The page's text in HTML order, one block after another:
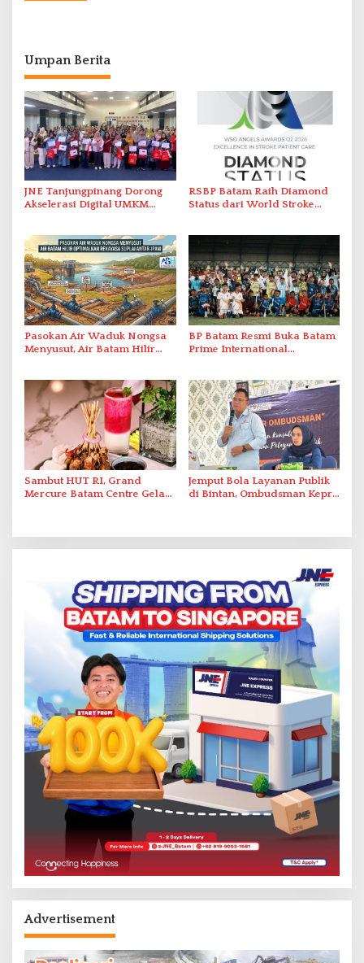
Umpan Berita
JNE Tanjungpinang Dorong
Akselerasi Digital UMKM
RSBP Batam Raih Diamond
Status dari World Stroke
Berstandar Internasional
Pasokan Air Waduk Nongsa
Menyusut, Air Batam Hilir
BP Batam Resmi Buka Batam
Prime International
Abdul Jamal
Sambut HUT RI, Grand
Mercure Batam Centre Gelar
Jemput Bola Layanan Publik
di Bintan, Ombudsman Kepri
Advertisement